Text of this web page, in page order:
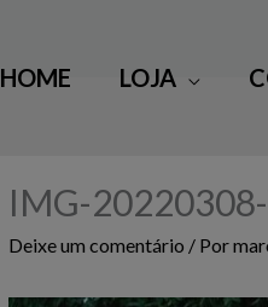
HOME LOJA
IMG-
Deixe um comentário / Por